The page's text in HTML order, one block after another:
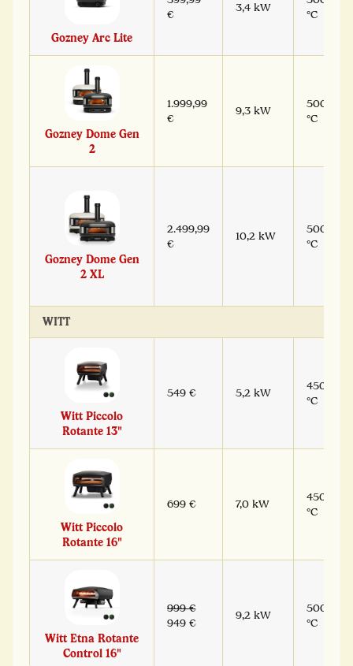
Gozney Arc Lite
€
3,4 kW
°C
Gozney Dome Gen
2
1.999,99
€
9,3 kW
500
°C
Gozney Dome Gen
2 XL
2.499,99
€
10,2 kW
500
°C
WITT
Witt Piccolo
Rotante 13"
549 € 5,2 kW
450
°C
Witt Piccolo
Rotante 16"
699 € 7,0 kW
450
°C
Witt Etna Rotante
Control 16"
999 €
949 €
9,2 kW
500
°C